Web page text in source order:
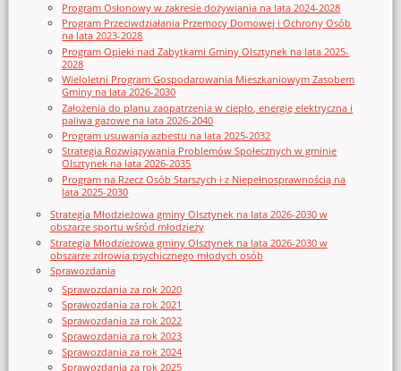
Program Osłonowy w zakresie dożywiania na lata 2024-2028
Program Przeciwdziałania Przemocy Domowej i Ochrony Osób
na lata 2023-2028
Program Opieki nad Zabytkami Gminy Olsztynek na lata 2025-
2028
Wieloletni Program Gospodarowania Mieszkaniowym Zasobem
Gminy na lata 2026-2030
Założenia do planu zaopatrzenia w ciepło, energię elektryczna i
paliwa gazowe na lata 2026-2040
Program usuwania azbestu na lata 2025-2032
Strategia Rozwiązywania Problemów Społecznych w gminie
Olsztynek na lata 2026-2035
Program na Rzecz Osób Starszych i z Niepełnosprawnością na
lata 2025-2030
Strategia Młodzieżowa gminy Olsztynek na lata 2026-2030 w
obszarze sportu wśród młodzieży
Strategia Młodzieżowa gminy Olsztynek na lata 2026-2030 w
obszarze zdrowia psychicznego młodych osób
Sprawozdania
Sprawozdania za rok 2020
Sprawozdania za rok 2021
Sprawozdania za rok 2022
Sprawozdania za rok 2023
Sprawozdania za rok 2024
Sprawozdania za rok 2025